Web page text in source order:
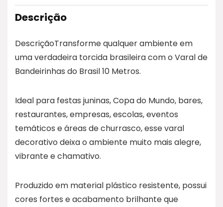
Descrição
DescriçãoTransforme qualquer ambiente em
uma verdadeira torcida brasileira com o Varal de
Bandeirinhas do Brasil 10 Metros.
Ideal para festas juninas, Copa do Mundo, bares,
restaurantes, empresas, escolas, eventos
temáticos e áreas de churrasco, esse varal
decorativo deixa o ambiente muito mais alegre,
vibrante e chamativo.
Produzido em material plástico resistente, possui
cores fortes e acabamento brilhante que